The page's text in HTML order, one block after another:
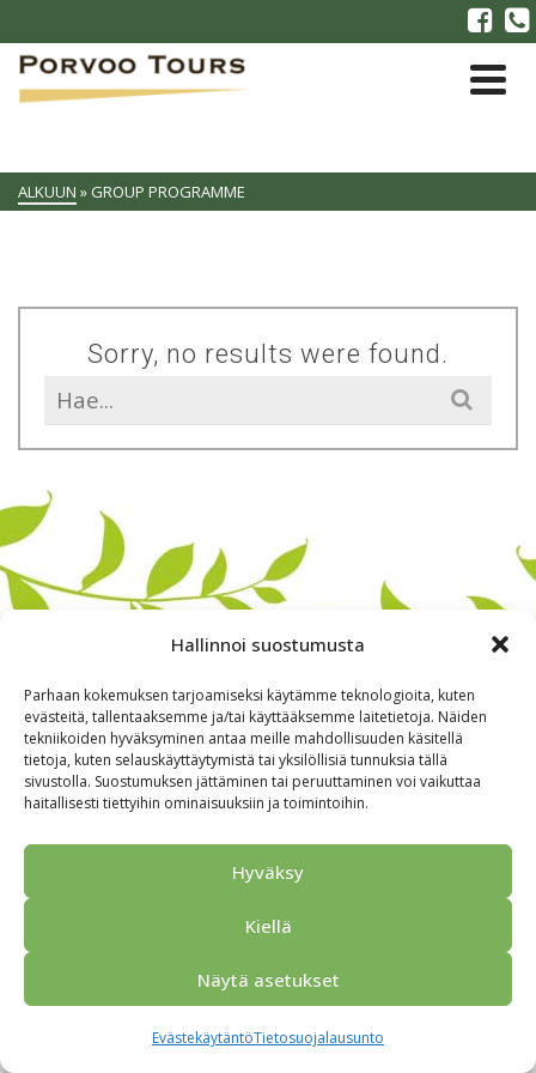
Hallinnoi suostumusta
Parhaan kokemuksen tarjoamiseksi käytämme teknologioita, kuten
evästeitä, tallentaaksemme ja/tai käyttääksemme laitetietoja. Näiden
tekniikoiden hyväksyminen antaa meille mahdollisuuden käsitellä
tietoja, kuten selauskäyttäytymistä tai yksilöllisiä tunnuksia tällä
sivustolla. Suostumuksen jättäminen tai peruuttaminen voi vaikuttaa
haitallisesti tiettyihin ominaisuuksiin ja toimintoihin.
Hyväksy
Kiellä
Näytä asetukset
EvästekäytäntöTietosuojalausunto
ALKUUN » GROUP PROGRAMME
Sorry, no results were found.
Search
for:
Alkuun Ryhmille Kokous & Ohjelmat
Yhteistyökumppanit
Tarjouspyyntö
Anna palautetta
Tietosuojaseloste
© 2026 Porvoo Tours - matkanjärjestäjä / FPW